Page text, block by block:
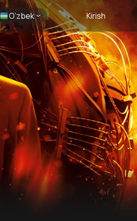
O’zbek Kirish